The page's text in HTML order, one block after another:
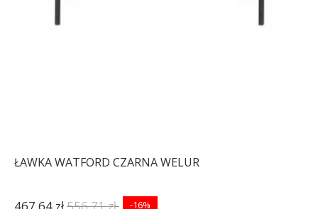
ŁAWKA WATFORD CZARNA WELUR
467,64 zł556,71 zł -16%